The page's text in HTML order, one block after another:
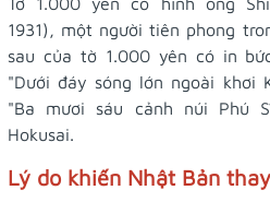
1931), một người tiên phong
sau của tờ 1.000 yên có in
"Dưới đáy sóng lớn ngoài khơi
"Ba mươi sáu cảnh núi Phú
Hokusai.
Lý do khiến Nhật Bản